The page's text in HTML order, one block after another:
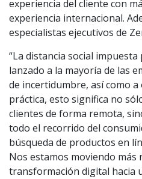
experiencia del cliente con
experiencia internacional.
especialistas ejecutivos de
“La distancia social
lanzado a la mayoría de las
de incertidumbre, así como
práctica, esto significa no
clientes de forma remota,
todo el recorrido del
búsqueda de productos en
Nos estamos moviendo más
transformación digital hacia